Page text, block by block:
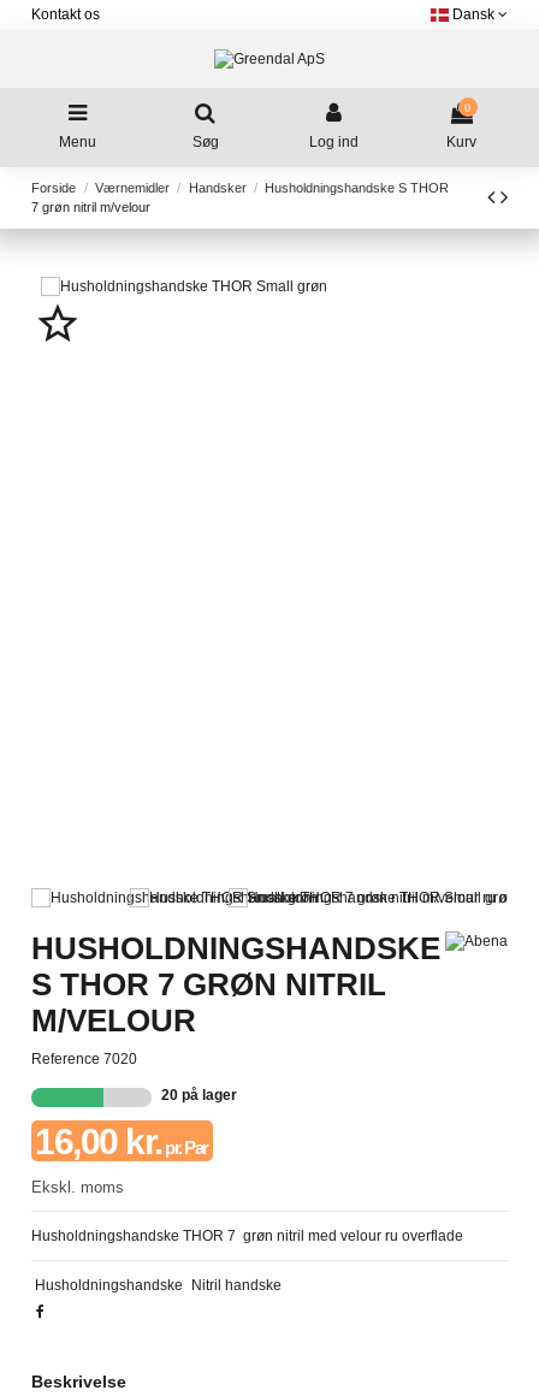
Kontakt os Dansk
Menu Søg Log ind
0
Kurv
Forside Værnemidler Handsker
Husholdningshandske S THOR
7 grøn nitril m/velour
star_border
HUSHOLDNINGSHANDSKE
S THOR 7 GRØN NITRIL
M/VELOUR
Reference 7020
20 på lager
16,00 kr.pr. Par
Ekskl. moms
Husholdningshandske THOR 7 grøn nitril med velour ru overflade
Husholdningshandske Nitril handske
Beskrivelse